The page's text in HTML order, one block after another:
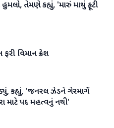
હુમલો, તેમણે કહ્યું, 'મારું માથું ફૂટી
ફરી વિમાન ક્રેશ
કહ્યું, 'જનરલ ઝેડને ગેરમાર્ગે
માટે પદ મહત્વનું નથી'